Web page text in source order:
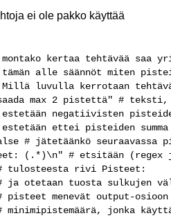
ei ole pakko käyttää
kertaa tehtävää saa
alle säännöt miten
luvulla kerrotaan
max 2 pistettä" #
negatiivisten
ettei pisteiden
# jätetäänkö seuraavassa
(.*)\n" # etsitään
tulosteesta rivi Pisteet:
ja otetaan tuosta sulkujen
pisteet menevät output-osioon
minimipistemäärä, jonka